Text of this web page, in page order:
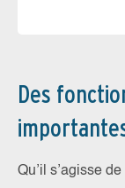
Des
Qu’il s’agisse